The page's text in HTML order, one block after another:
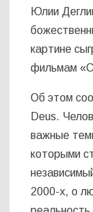
Юлии
картине
фильмам
Об этом
Deus.
важные
которыми
2000-х, о